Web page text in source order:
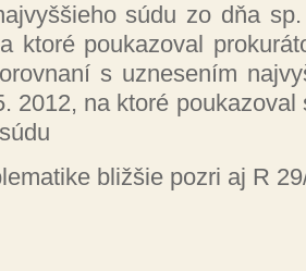
sú­du zo dňa
kto­ré pou­ka­zo­val
s uz­ne­se­ním
2012, na kto­ré
bliž­šie poz­ri aj R